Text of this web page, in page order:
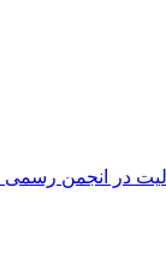
در انجمن